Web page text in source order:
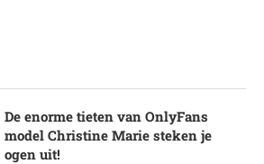
De enorme tieten van OnlyFans
model Christine Marie steken je
ogen uit!